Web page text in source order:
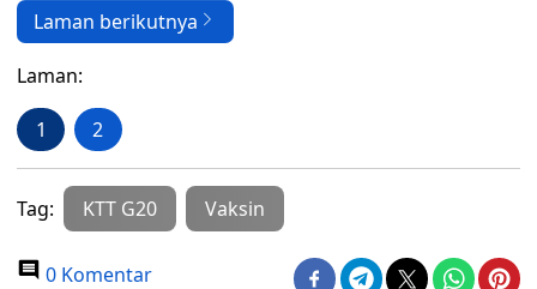
Laman berikutnya
Laman:
1 2
Tag: KTT G20 Vaksin
0 Komentar